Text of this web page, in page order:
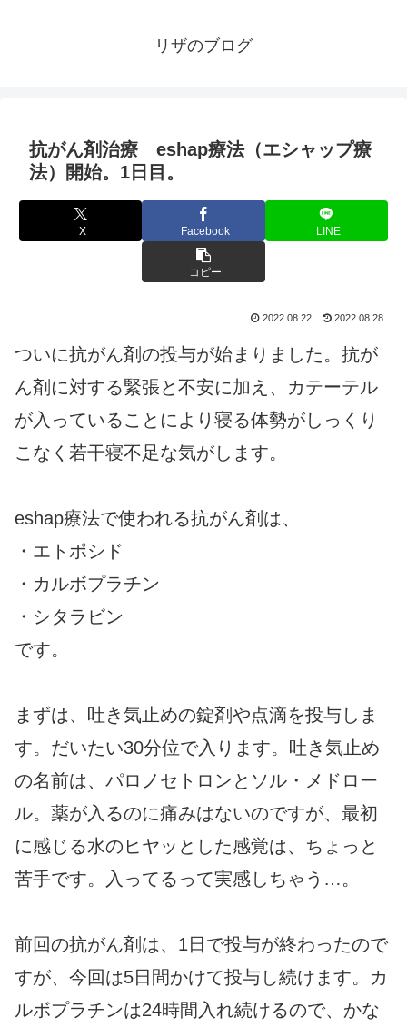
リザのブログ
抗がん剤治療 eshap療法（エシャップ療
法）開始。1日目。
X Facebook LINE
コピー
2022.08.22 2022.08.28
ついに抗がん剤の投与が始まりました。抗が
ん剤に対する緊張と不安に加え、カテーテル
が入っていることにより寝る体勢がしっくり
こなく若干寝不足な気がします。
eshap療法で使われる抗がん剤は、
・エトポシド
・カルボプラチン
・シタラビン
です。
まずは、吐き気止めの錠剤や点滴を投与しま
す。だいたい30分位で入ります。吐き気止め
の名前は、パロノセトロンとソル・メドロー
ル。薬が入るのに痛みはないのですが、最初
に感じる水のヒヤッとした感覚は、ちょっと
苦手です。入ってるって実感しちゃう…。
前回の抗がん剤は、1日で投与が終わったので
すが、今回は5日間かけて投与し続けます。カ
ルボプラチンは24時間入れ続けるので、かな